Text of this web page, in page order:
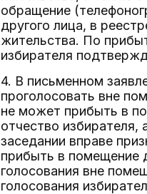
обращение
другого лица, в
жительства. По
избирателя
4. В письменном
проголосовать вне
не может прибыть в
отчество избирателя,
заседании вправе
прибыть в помещение
голосования вне
голосования